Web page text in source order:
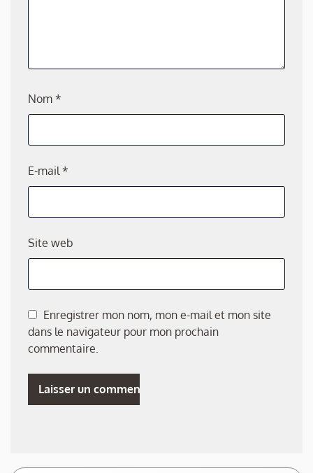
Nom *
E-mail *
Site web
Enregistrer mon nom, mon e-mail et mon site
dans le navigateur pour mon prochain
commentaire.